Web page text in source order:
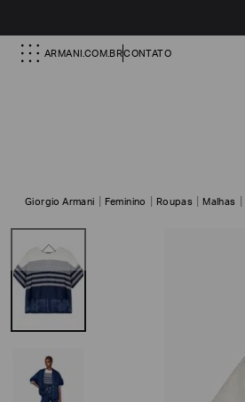
ARMANI.COM.BRCONTATO
Giorgio Armani Feminino Roupas Malhas